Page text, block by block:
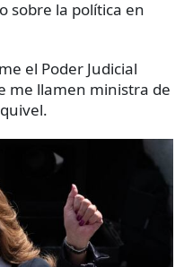
sobre la política en
el Poder Judicial
me llamen ministra de